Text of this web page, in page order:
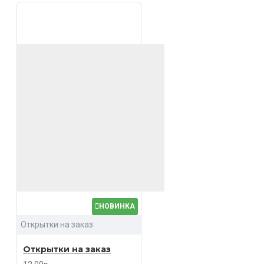
НОВИНКА
Открытки на заказ
Открытки на заказ